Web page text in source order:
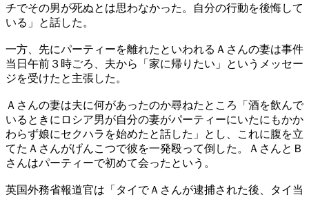
チでその男が死ぬとは思わなかった。自分の行動を後悔して
いる」と話した。
一方、先にパーティーを離れたといわれるＡさんの妻は事件
当日午前３時ごろ、夫から「家に帰りたい」というメッセー
ジを受けたと主張した。
Ａさんの妻は夫に何があったのか尋ねたところ「酒を飲んで
いるときにロシア男が自分の妻がパーティーにいたにもかか
わらず娘にセクハラを始めたと話した」とし、これに腹を立
てたＡさんがげんこつで彼を一発殴って倒した。ＡさんとＢ
さんはパーティーで初めて会ったという。
英国外務省報道官は「タイでＡさんが逮捕された後、タイ当